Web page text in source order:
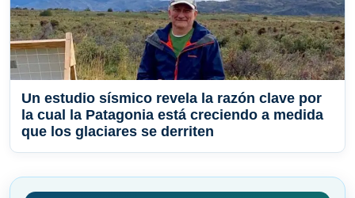
Un estudio sísmico revela la razón clave por
la cual la Patagonia está creciendo a medida
que los glaciares se derriten